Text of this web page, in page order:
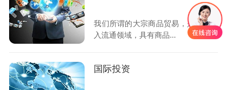
我们所谓的大宗商品贸易，是指可进
入流通领域，具有商品...
国际投资